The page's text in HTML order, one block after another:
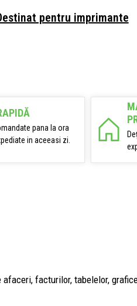
pentru imprimante
pana la ora
in aceeasi zi.
afaceri, facturilor, tabelelor,